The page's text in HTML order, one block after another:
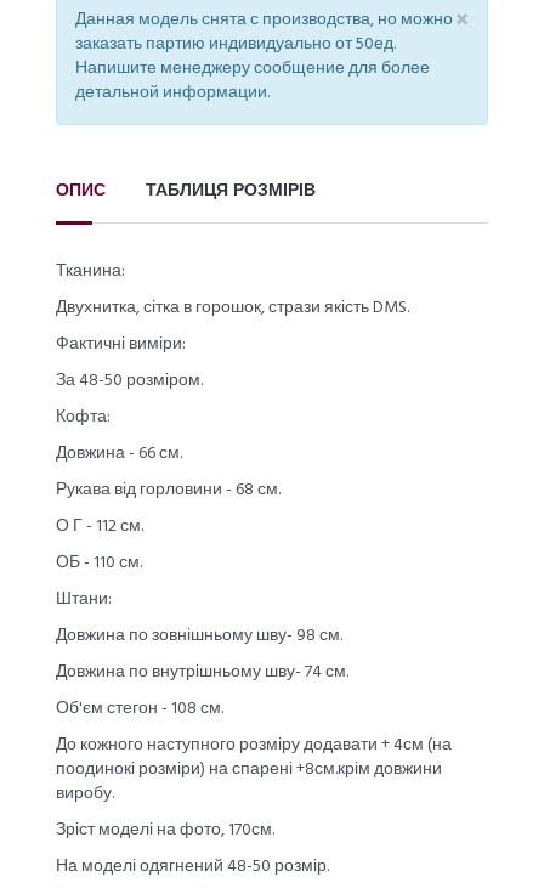
×
Данная модель снята с производства, но можно
заказать партию индивидуально от 50ед.
Напишите менеджеру сообщение для более
детальной информации.
ОПИС ТАБЛИЦЯ РОЗМІРІВ
Тканина:
Двухнитка, сітка в горошок, стрази якість DMS.
Фактичні виміри:
За 48-50 розміром.
Кофта:
Довжина - 66 см.
Рукава від горловини - 68 см.
О Г - 112 см.
ОБ - 110 см.
Штани:
Довжина по зовнішньому шву- 98 см.
Довжина по внутрішньому шву- 74 см.
Об'єм стегон - 108 см.
До кожного наступного розміру додавати + 4см (на
поодинокі розміри) на спарені +8см.крім довжини
виробу.
Зріст моделі на фото, 170см.
На моделі одягнений 48-50 розмір.